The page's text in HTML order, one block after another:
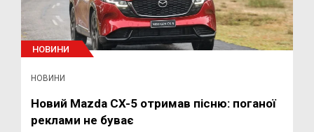
НОВИНИ
НОВИНИ
Новий Mazda CX-5 отримав пісню: поганої
реклами не буває